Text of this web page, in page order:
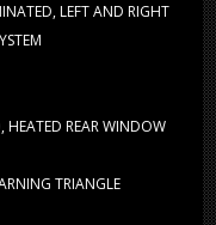
LEFT AND RIGHT
HEATED REAR WINDOW
TRIANGLE